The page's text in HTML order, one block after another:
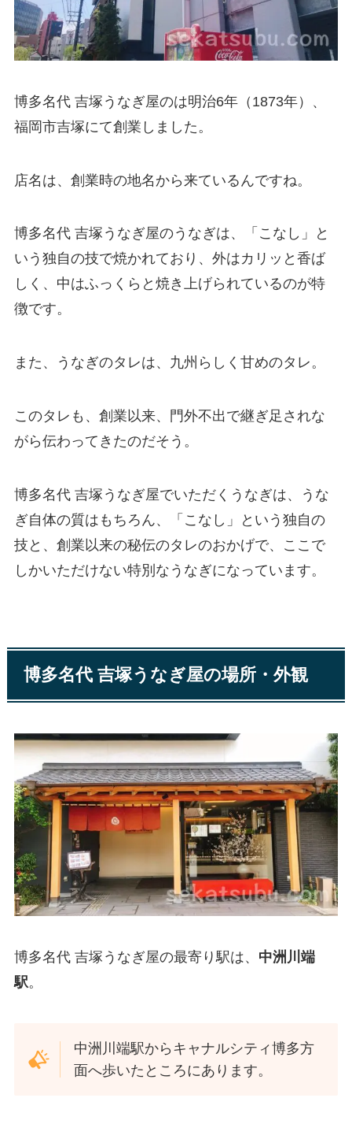
博多名代 吉塚うなぎ屋のは明治6年（1873年）、
福岡市吉塚にて創業しました。
店名は、創業時の地名から来ているんですね。
博多名代 吉塚うなぎ屋のうなぎは、「こなし」と
いう独自の技で焼かれており、外はカリッと香ば
しく、中はふっくらと焼き上げられているのが特
徴です。
また、うなぎのタレは、九州らしく甘めのタレ。
このタレも、創業以来、門外不出で継ぎ足されな
がら伝わってきたのだそう。
博多名代 吉塚うなぎ屋でいただくうなぎは、うな
ぎ自体の質はもちろん、「こなし」という独自の
技と、創業以来の秘伝のタレのおかげで、ここで
しかいただけない特別なうなぎになっています。
博多名代 吉塚うなぎ屋の場所・外観
博多名代 吉塚うなぎ屋の最寄り駅は、 中洲川端
駅。
中洲川端駅からキャナルシティ博多方
面へ歩いたところにあります。